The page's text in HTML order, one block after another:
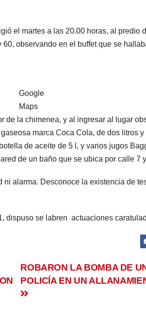
el martes a las 20.00 horas, al predio
observando en el buffet que se
Google
Maps
de la chimenea, y al ingresar al lugar
marca Coca Cola, de dos litros
de aceite de 5 l, y varios jugos
de un baño que se ubica por calle 7
alarma. Desconoce la existencia de
dispuso se labren actuaciones
ROBARON LA BOMBA DE
POLICÍA EN UN